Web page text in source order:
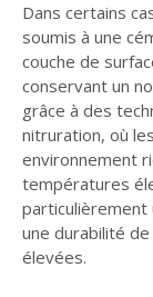
Dans certains
soumis à une
couche de
conservant un
grâce à des
nitruration, où
environnement
températures
particulièrement
une durabilité
élevées.